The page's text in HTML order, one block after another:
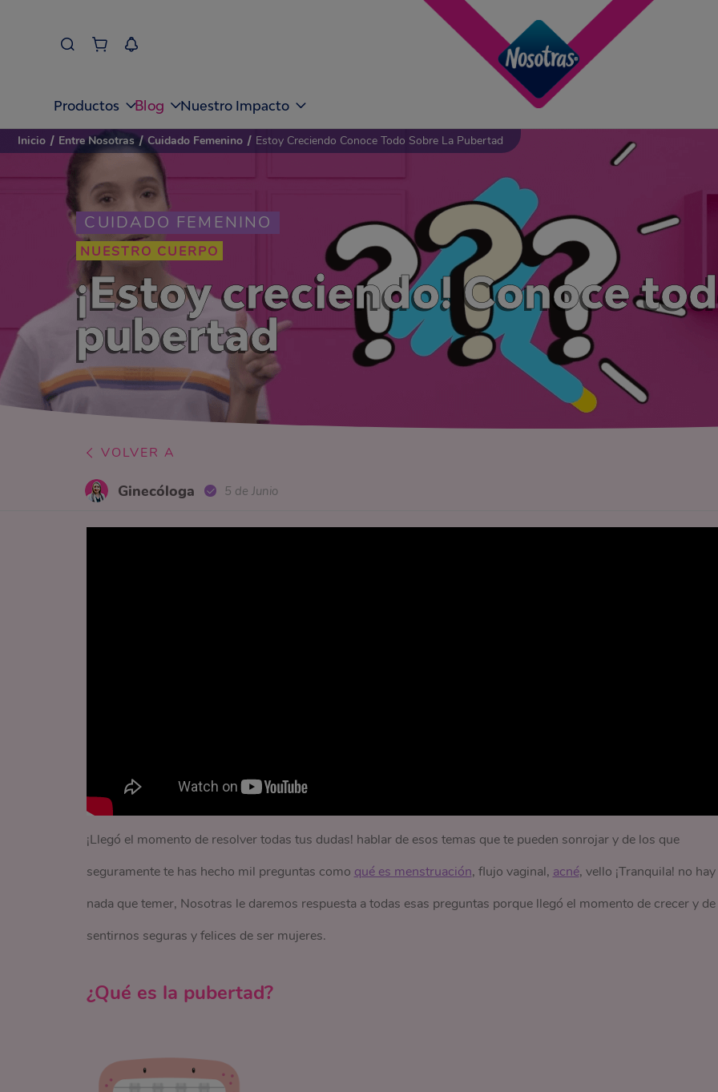
Productos Blog Nuestro Impacto
CUIDADO FEMENINO
NUESTRO CUERPO
¡Estoy creciendo! Conoce
pubertad
Inicio / Entre Nosotras / Cuidado Femenino / Estoy Creciendo Conoce Todo Sobre La Pubertad
VOLVER A
Ginecóloga 5 de Junio
¡Llegó el momento de resolver todas tus dudas! hablar de esos temas que te pueden sonrojar y de los que
seguramente te has hecho mil preguntas como qué es menstruación, flujo vaginal, acné, vello ¡Tranquila! no hay
nada que temer, Nosotras le daremos respuesta a todas esas preguntas porque llegó el momento de crecer y de
sentirnos seguras y felices de ser mujeres.
¿Qué es la pubertad?